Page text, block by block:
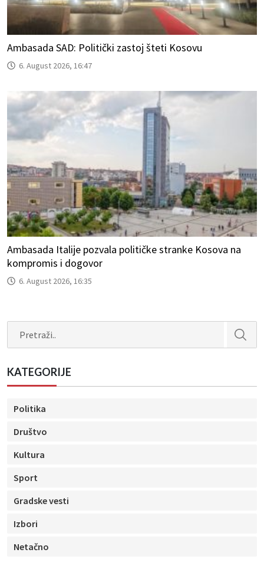
Ambasada SAD: Politički zastoj šteti Kosovu
6. August 2026, 16:47
Ambasada Italije pozvala političke stranke Kosova na
kompromis i dogovor
6. August 2026, 16:35
KATEGORIJE
Politika
Društvo
Kultura
Sport
Gradske vesti
Izbori
Netačno